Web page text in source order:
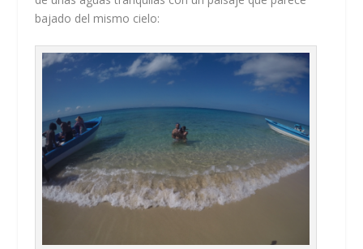
bajado del mismo cielo: